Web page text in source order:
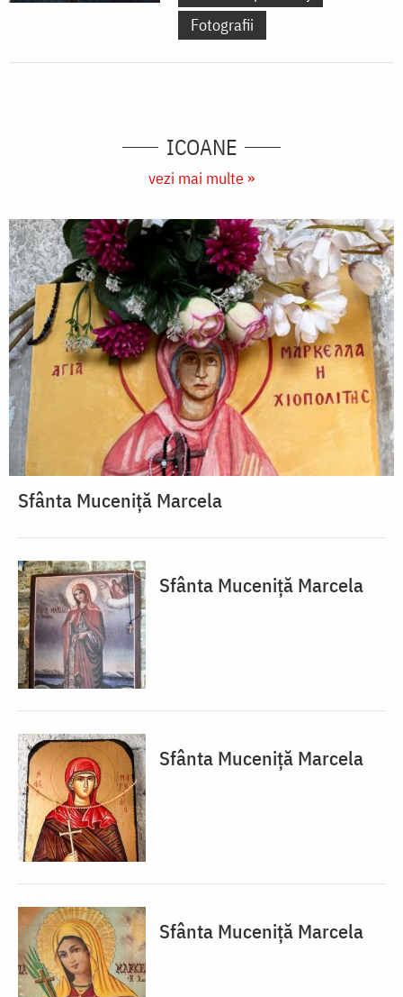
Fotografii
ICOANE
vezi mai multe »
Sfânta Muceniță Marcela
Sfânta Muceniță Marcela
Sfânta Muceniță Marcela
Sfânta Muceniță Marcela